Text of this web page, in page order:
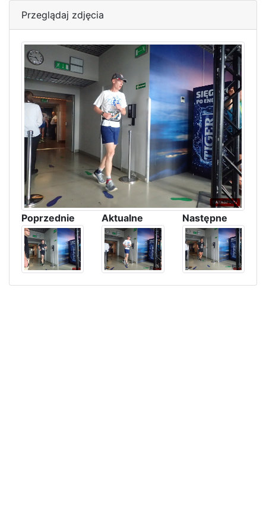
Przeglądaj zdjęcia
Poprzednie Aktualne Następne